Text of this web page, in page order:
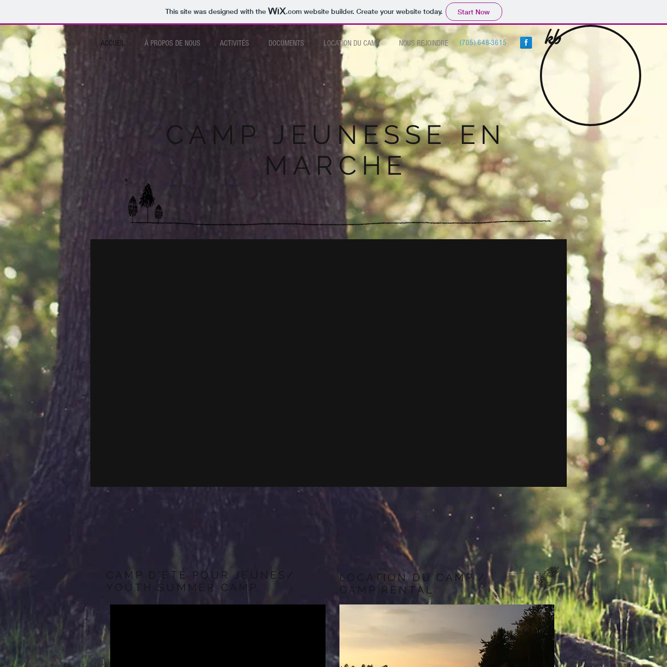
This site was designed with the .comwebsite builder. Create your website today. Start Now
ACCUEIL À PROPOS DE NOUS ACTIVITÉS DOCUMENTS LOCATION DU CAMP NOUS REJOINDRE (705) 648-3615 kb
CAMP JEUNESSE EN
MARCHE
CAMP D'ÉTÉ POUR JEUNES/
YOUTH SUMMER CAMP
LOCATION DU CAMP /
CAMP RENTAL